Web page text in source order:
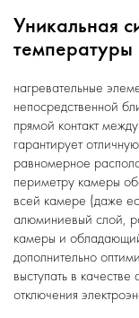
Уникальная
температуры
нагревательные
непосредственной
прямой контакт
гарантирует
равномерное
периметру камеры
всей камере (даже
алюминиевый слой,
камеры и
дополнительно
выступать в
отключения